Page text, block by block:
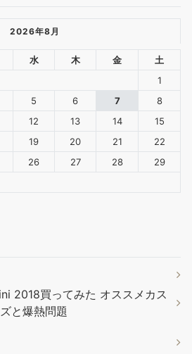
2026年8月
水 木 金
土
1
5 6 7
8
12 13 14
15
19 20 21
22
26 27 28
29
2018買ってみた オススメカス
と爆熱問題